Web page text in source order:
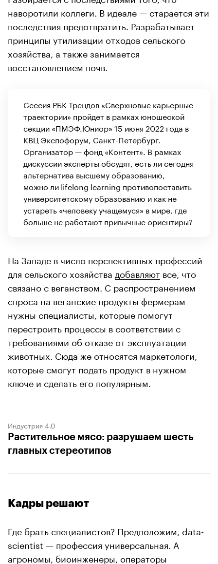
наворотили коллеги. В идеале — старается эти
последствия предотвратить. Разрабатывает
принципы утилизации отходов сельского
хозяйства, а также занимается
восстановлением почв.
Сессия РБК Трендов «Сверхновые карьерные
траектории» пройдет в рамках юношеской
секции «ПМЭФ.Юниор» 15 июня 2022 года в
КВЦ Экспофорум, Санкт-Петербург.
Организатор — фонд «Контент». В рамках
дискуссии эксперты обсудят, есть ли сегодня
альтернатива высшему образованию,
можно ли lifelong learning противопоставить
университетскому образованию и как не
устареть «человеку учащемуся» в мире, где
больше не работают привычные ориентиры?
На Западе в число перспективных профессий
для сельского хозяйства добавляют все, что
связано с веганством. С распространением
спроса на веганские продукты фермерам
нужны специалисты, которые помогут
перестроить процессы в соответствии с
требованиями об отказе от эксплуатации
животных. Сюда же относятся маркетологи,
которые смогут подать продукт в нужном
ключе и сделать его популярным.
Индустрия 4.0
Растительное мясо: разрушаем шесть
главных стереотипов
Кадры решают
Где брать специалистов? Предположим, data-
scientist — профессия универсальная. А
агрономы, биоинженеры, операторы